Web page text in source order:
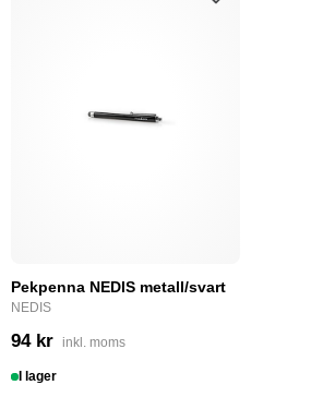
Pekpenna NEDIS metall/svart
NEDIS
94 kr inkl. moms
I lager